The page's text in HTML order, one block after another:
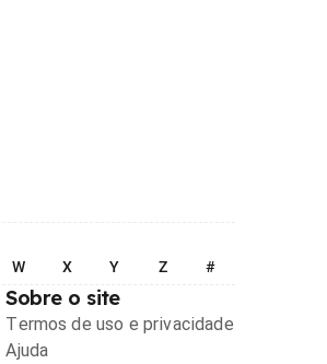
W X Y Z #
Sobre o site
Termos de uso e privacidade
Ajuda